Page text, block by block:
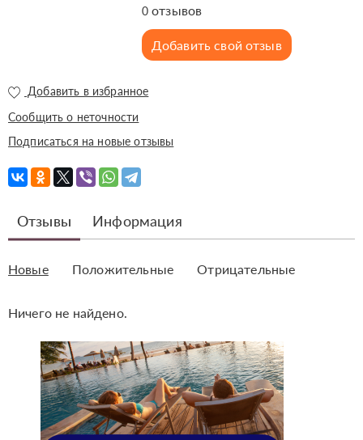
0отзывов
Добавить свой отзыв
Добавить в избранное
Сообщить о неточности
Подписаться на новые отзывы
Отзывы Информация
Новые Положительные Отрицательные
Ничего не найдено.